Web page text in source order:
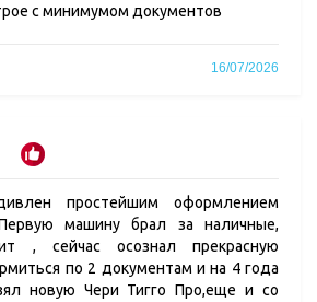
с минимумом документов
16/07/2026
простейшим оформлением
машину брал за наличные,
, сейчас осознал прекрасную
по 2 документам и на 4 года
новую Чери Тигго Про,еще и со